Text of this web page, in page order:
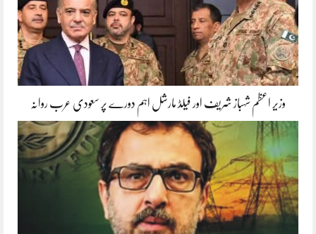
وزیر اعظم شہباز شریف اور فیلڈ مارشل اہم دورے پر سعودی عرب روانہ